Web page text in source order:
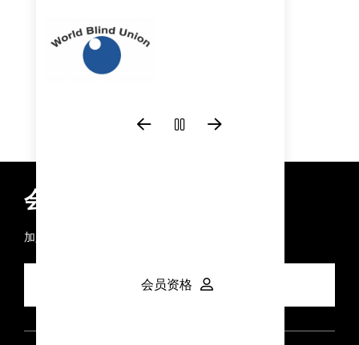
会员资格
加入领先的全球眼健康联盟。
会员资格